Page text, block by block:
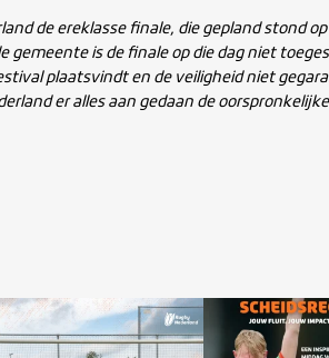
de ereklasse finale, die gepland stond
gemeente is de finale op die dag niet
plaatsvindt en de veiligheid niet
er alles aan gedaan de